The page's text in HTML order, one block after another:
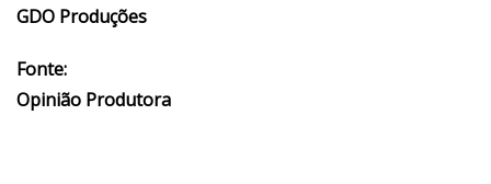
GDO Produções
Fonte:
Opinião Produtora